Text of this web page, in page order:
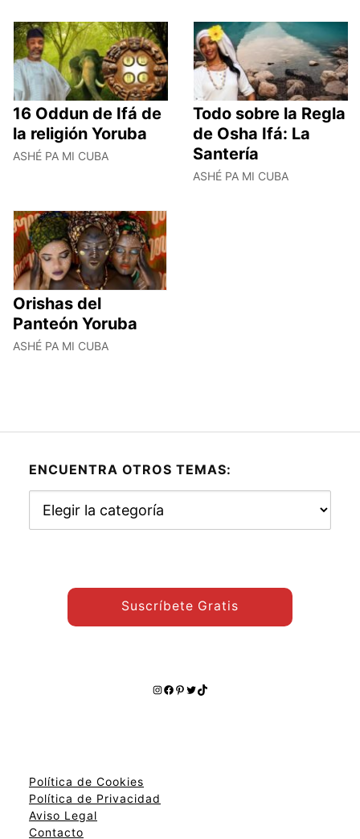
16 Oddun de Ifá de
la religión Yoruba
ASHÉ PA MI CUBA
Todo sobre la Regla
de Osha Ifá: La
Santería
ASHÉ PA MI CUBA
Orishas del
Panteón Yoruba
ASHÉ PA MI CUBA
ENCUENTRA OTROS TEMAS:
otros
Suscríbete Gratis
Instagram
Facebook
Pinterest
Twitter
TikTok
Política de Cookies
Política de Privacidad
Aviso Legal
Contacto